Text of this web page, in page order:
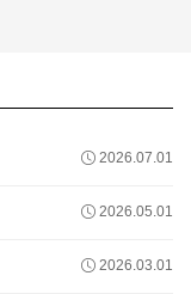
2026.07.01
2026.05.01
2026.03.01